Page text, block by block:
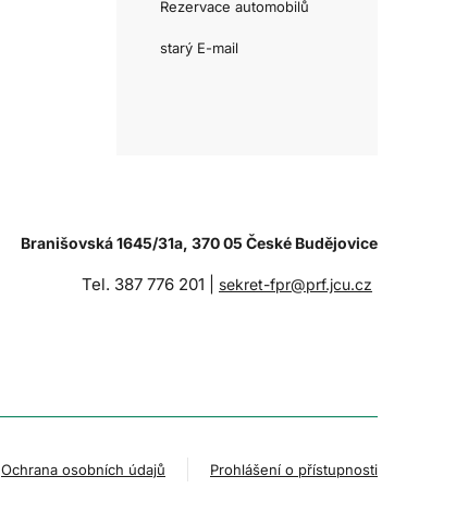
Rezervace automobilů
starý E-mail
Branišovská 1645/31a, 370 05 České Budějovice
Tel. 387 776 201 | sekret-fpr@prf.jcu.cz
Ochrana osobních údajů Prohlášení o přístupnosti